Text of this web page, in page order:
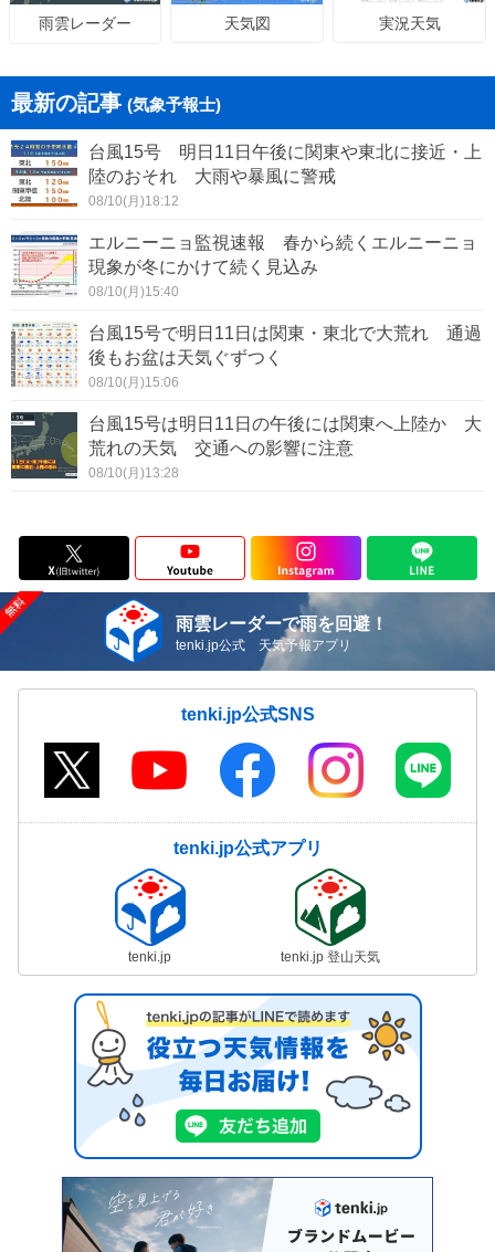
雨雲レーダー 天気図 実況天気
最新の記事 (気象予報士)
台風15号 明日11日午後に関東や東北に接近・上
陸のおそれ 大雨や暴風に警戒
08/10(月)18:12
エルニーニョ監視速報 春から続くエルニーニョ
現象が冬にかけて続く見込み
08/10(月)15:40
台風15号で明日11日は関東・東北で大荒れ 通過
後もお盆は天気ぐずつく
08/10(月)15:06
台風15号は明日11日の午後には関東へ上陸か 大
荒れの天気 交通への影響に注意
08/10(月)13:28
雨雲レーダーで雨を回避！
tenki.jp公式 天気予報アプリ
tenki.jp公式SNS
tenki.jp公式アプリ
tenki.jp tenki.jp 登山天気